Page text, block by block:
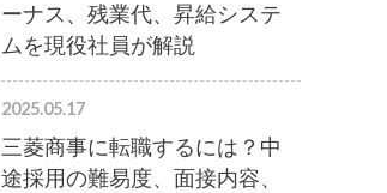
ーナス、残業代、昇給システ
ムを現役社員が解説
2025.05.17
三菱商事に転職するには？中
途採用の難易度、面接内容、